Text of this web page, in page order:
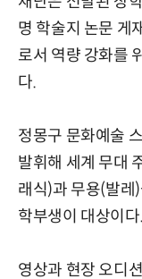
명 학술지 논문 게
로서 역량 강화를
다.
정몽구 문화예술
발휘해 세계 무대
래식)과 무용(발레
학부생이 대상이다.
영상과 현장 오디